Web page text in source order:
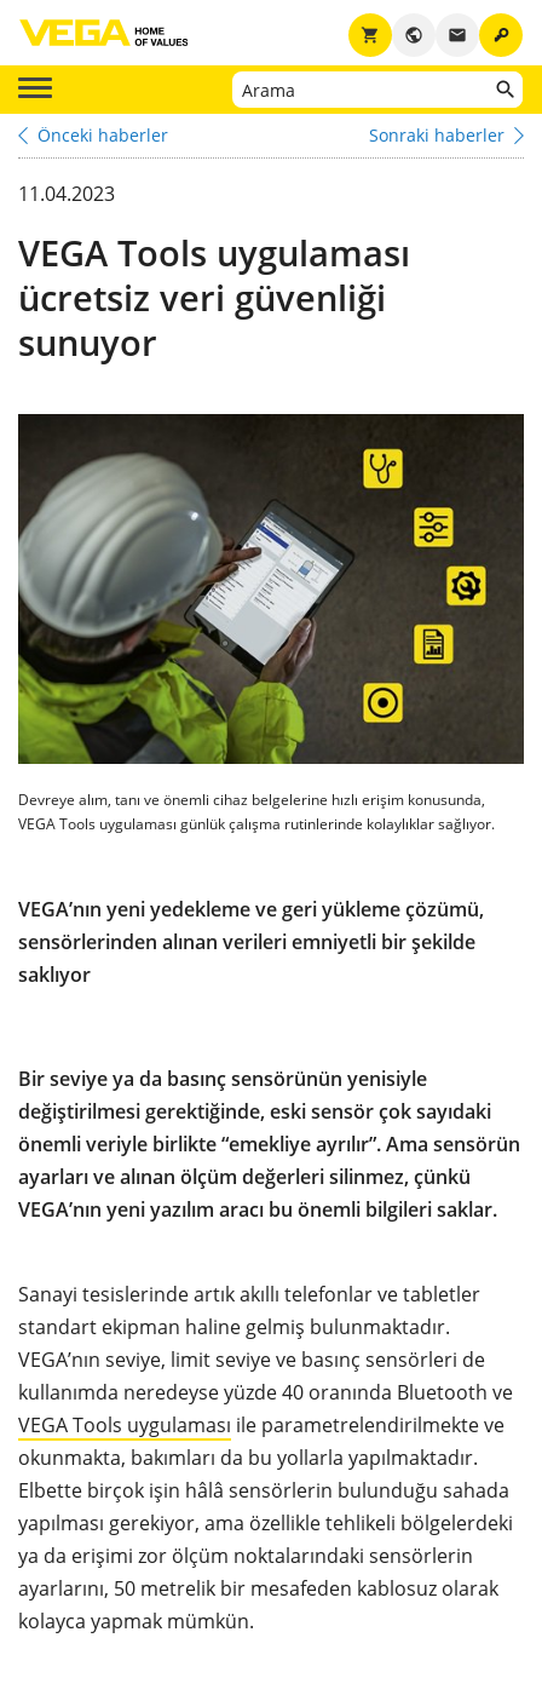
key
email
public
shopping_cart
Önceki haberler Sonraki haberler
11.04.2023
VEGA Tools uygulaması
ücretsiz veri güvenliği
sunuyor
Devreye alım, tanı ve önemli cihaz belgelerine hızlı erişim konusunda,
VEGA Tools uygulaması günlük çalışma rutinlerinde kolaylıklar sağlıyor.
VEGA’nın yeni yedekleme ve geri yükleme çözümü,
sensörlerinden alınan verileri emniyetli bir şekilde
saklıyor
Bir seviye ya da basınç sensörünün yenisiyle
değiştirilmesi gerektiğinde, eski sensör çok sayıdaki
önemli veriyle birlikte “emekliye ayrılır”. Ama sensörün
ayarları ve alınan ölçüm değerleri silinmez, çünkü
VEGA’nın yeni yazılım aracı bu önemli bilgileri saklar.
Sanayi tesislerinde artık akıllı telefonlar ve tabletler
standart ekipman haline gelmiş bulunmaktadır.
VEGA’nın seviye, limit seviye ve basınç sensörleri de
kullanımda neredeyse yüzde 40 oranında Bluetooth ve
VEGA Tools uygulaması ile parametrelendirilmekte ve
okunmakta, bakımları da bu yollarla yapılmaktadır.
Elbette birçok işin hâlâ sensörlerin bulunduğu sahada
yapılması gerekiyor, ama özellikle tehlikeli bölgelerdeki
ya da erişimi zor ölçüm noktalarındaki sensörlerin
ayarlarını, 50 metrelik bir mesafeden kablosuz olarak
kolayca yapmak mümkün.